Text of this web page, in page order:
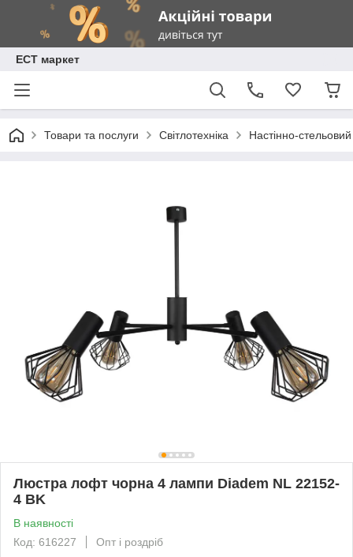
ЕСТ маркет
Товари та послуги Світлотехніка Настінно-
Люстра лофт чорна 4 лампи Diadem NL 22152-
4 BK
В наявності
Код: 616227
Опт і роздріб